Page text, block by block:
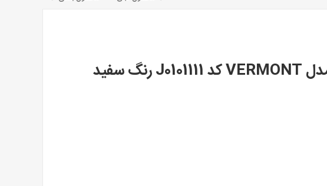
عینک کوهنوردی جولبو مدل VERMONT کد J0101111 رنگ سفید